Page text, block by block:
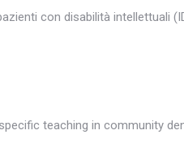
con disabilità intellettuali
teaching in community